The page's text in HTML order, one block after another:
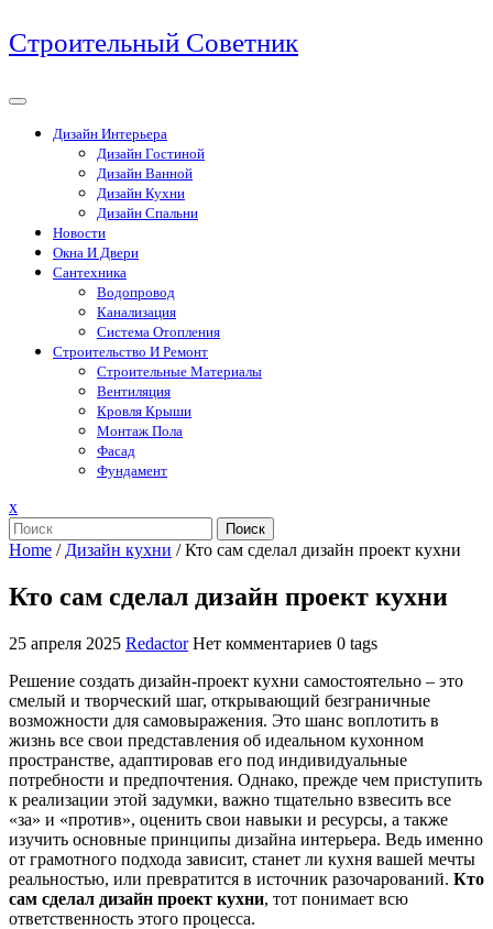
Перейти
к
Строительный Советник
Дизайн Интерьера
Дизайн Гостиной
Дизайн Ванной
Дизайн Кухни
Дизайн Спальни
Новости
Окна И Двери
Сантехника
Водопровод
Канализация
Система Отопления
Строительство И Ремонт
Строительные Материалы
Вентиляция
Кровля Крыши
Монтаж Пола
Фасад
Фундамент
xЗакрыть
меню
Поиск
Home / Дизайн кухни /Кто сам сделал дизайн проект кухни
Кто сам сделал дизайн проект кухни
25 апреля 2025 Redactor Нет комментариев 0 tags
Решение создать дизайн-проект кухни самостоятельно – это
смелый и творческий шаг, открывающий безграничные
возможности для самовыражения. Это шанс воплотить в
жизнь все свои представления об идеальном кухонном
пространстве, адаптировав его под индивидуальные
потребности и предпочтения. Однако, прежде чем приступить
к реализации этой задумки, важно тщательно взвесить все
«за» и «против», оценить свои навыки и ресурсы, а также
изучить основные принципы дизайна интерьера. Ведь именно
от грамотного подхода зависит, станет ли кухня вашей мечты
реальностью, или превратится в источник разочарований. Кто
сам сделал дизайн проект кухни, тот понимает всю
ответственность этого процесса.